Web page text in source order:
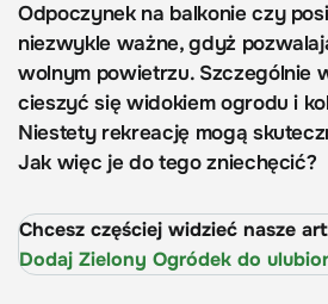
Odpoczynek na balkonie czy
niezwykle ważne, gdyż
wolnym powietrzu. Szczególnie
cieszyć się widokiem ogrodu i
Niestety rekreację mogą
Jak więc je do tego zniechęcić?
Chcesz częściej widzieć nasze
Dodaj Zielony Ogródek do